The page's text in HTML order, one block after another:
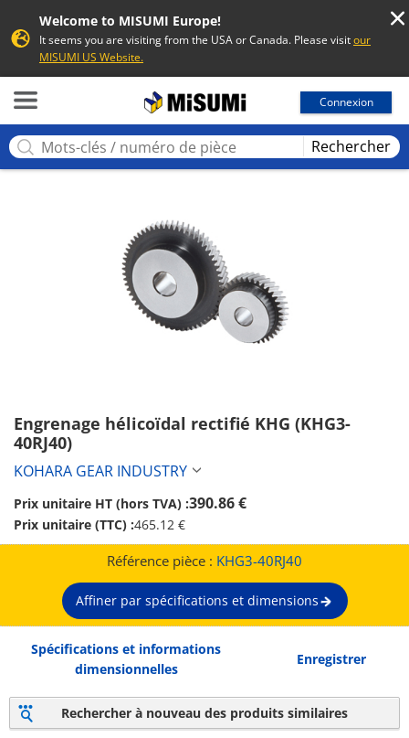
Welcome to MISUMI Europe!
It seems you are visiting from the USA or Canada. Please visitour
MISUMI US Website.
Connexion
Rechercher
Engrenage hélicoïdal rectifié KHG (KHG3-
40RJ40)
KOHARA GEAR INDUSTRY
Prix unitaire HT (hors TVA) :390.86 €
Prix unitaire (TTC) :465.12 €
Référence pièce : KHG3-40RJ40
Affiner par spécifications et dimensions
Spécifications et informations
dimensionnelles
Enregistrer
Rechercher à nouveau des produits similaires